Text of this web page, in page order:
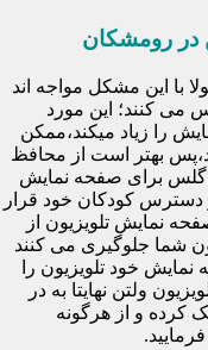
در رومشکان
با این مشکل مواجه اند
می کنند؛ این مورد
را زیاد میکند،ممکن
بهتر است از محافظ
گلس برای صفحه نمایش
دسترس کودکان خود قرار
نمایش تلویزیون از
شما جلوگیری می کنند
خود تلویزیون را
ولتن نهایتا به در
کرده و از هرگونه